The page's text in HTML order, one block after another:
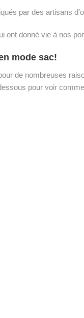
par des artisans
ont donné vie à nos
mode sac!
de nombreuses
pour voir